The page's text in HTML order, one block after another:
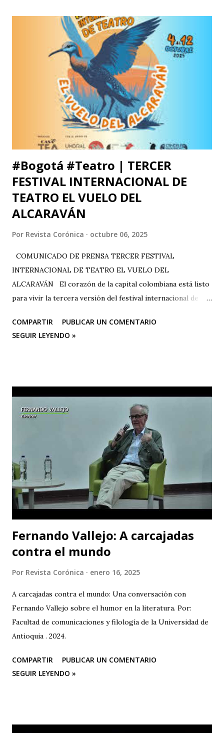
Francisco José de Caldas (Bogotá, Colombia). El congreso
cuenta con el respaldo de instituciones académicas de gran
prestigio como la Universidad Michoacana de San Nicolás
de Hidalgo (México), la Facultad de Estudios Superiores
Iztacala (UNAM, México) y la Facultad de Estudios
Superiores Acatlán (UNAM, México), además de un comité
organizador comprometido con abrir nuevas miradas sobre
el cuerpo, la esce...
#Bogotá #Teatro | TERCER
FESTIVAL INTERNACIONAL DE
TEATRO EL VUELO DEL
ALCARAVÁN
Por Revista Corónica octubre 06, 2025
COMUNICADO DE PRENSA TERCER FESTIVAL
INTERNACIONAL DE TEATRO EL VUELO DEL
ALCARAVÁN El corazón de la capital colombiana está listo
para vivir la tercera versión del festival internacional de
de octubre del 2025 en el Corredor Cultural Del Centro
Comercial Los Ángeles, dónde actualmente se han
Galponcito De Umbral- Correo De Voz Teatro , Candela
Teatro y CASA TEA -Teatro Estudio Alcaraván- este último,
organizador del festival. Teatro Estudio Alcaraván, las
salas del corredor cultural, los grupos y artistas
participantes les hacen una cordial invitación al público
capitalino y a los espectadores del arte y la cultura en la
ciudad (y fuera de ella) para que asistan a la tercera versión
de este festival internacional de teatro que este año les ...
COMPARTIR
PUBLICAR UN COMENTARIO
SEGUIR LEYENDO »
Fernando Vallejo: A carcajadas
contra el mundo
Por Revista Corónica enero 16, 2025
A carcajadas contra el mundo: Una conversación con
Fernando Vallejo sobre el humor en la literatura. Por:
Facultad de comunicaciones y filología de la Universidad de
Antioquia . 2024.
COMPARTIR
PUBLICAR UN COMENTARIO
SEGUIR LEYENDO »